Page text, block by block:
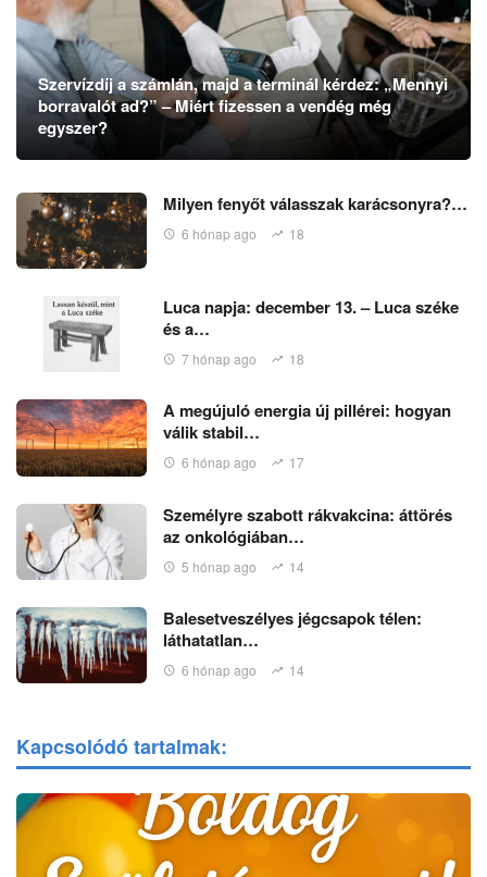
Szervízdíj a számlán, majd a terminál kérdez: „Mennyi
borravalót ad?” – Miért fizessen a vendég még
egyszer?
Milyen fenyőt válasszak karácsonyra?…
6 hónap ago 18
Luca napja: december 13. – Luca széke
és a…
7 hónap ago 18
A megújuló energia új pillérei: hogyan
válik stabil…
6 hónap ago 17
Személyre szabott rákvakcina: áttörés
az onkológiában…
5 hónap ago 14
Balesetveszélyes jégcsapok télen:
láthatatlan…
6 hónap ago 14
Kapcsolódó tartalmak: